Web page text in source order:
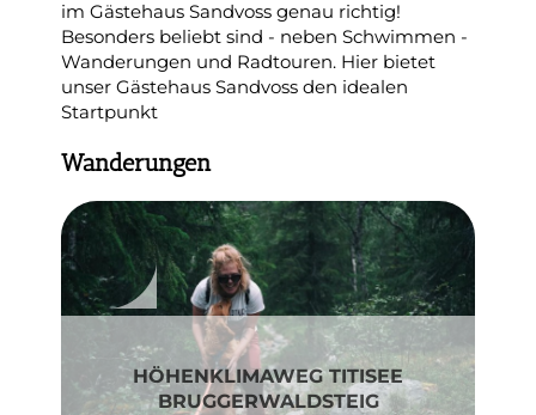
im Gästehaus Sandvoss genau richtig!
Besonders beliebt sind - neben Schwimmen -
Wanderungen und Radtouren. Hier bietet
unser Gästehaus Sandvoss den idealen
Startpunkt
Wanderungen
HÖHENKLIMAWEG TITISEE
BRUGGERWALDSTEIG